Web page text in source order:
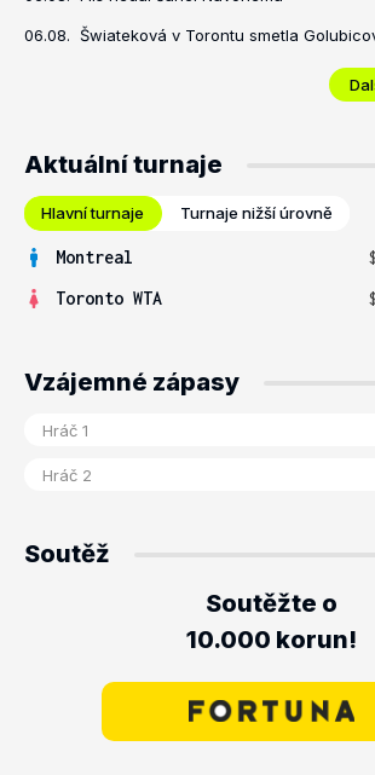
06.08. Šwiateková v Torontu smetla
Aktuální turnaje
Hlavní turnaje Turnaje nižší úrovně
Montreal
Toronto WTA
Vzájemné zápasy
Soutěž
Soutěžte o
10.000 korun!